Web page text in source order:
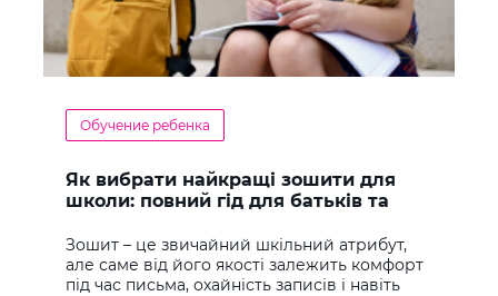
Обучение ребенка
Як вибрати найкращі зошити для
школи: повний гід для батьків та
Зошит – це звичайний шкільний атрибут,
але саме від його якості залежить комфорт
під час письма, охайність записів і навіть